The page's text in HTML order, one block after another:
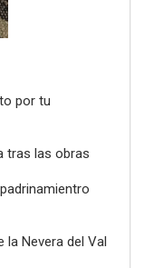
por tu
tras las obras
Nevera del Val